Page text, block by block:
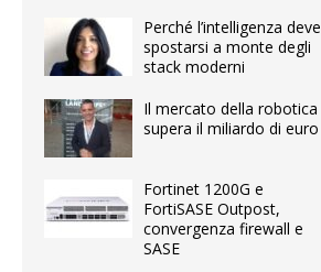
Perché l’intelligenza deve
spostarsi a monte degli
stack moderni
Il mercato della robotica
supera il miliardo di euro
Fortinet 1200G e
FortiSASE Outpost,
convergenza firewall e
SASE